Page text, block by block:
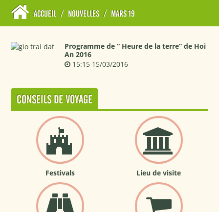
ACCUEIL / NOUVELLES / MARS 19
Programme de “ Heure de la terre” de Hoi
An 2016
15:15 15/03/2016
CONSEILS DE VOYAGE
Festivals Lieu de visite